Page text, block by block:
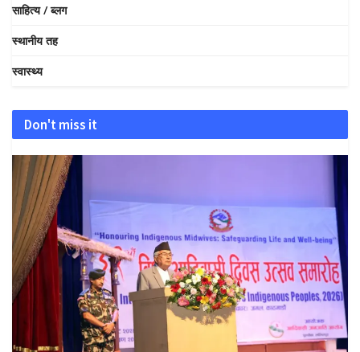
साहित्य / ब्लग
स्थानीय तह
स्वास्थ्य
Don't miss it